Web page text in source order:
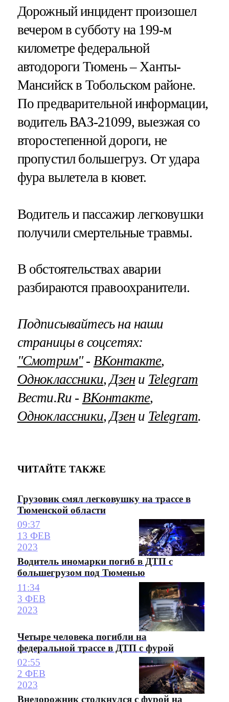
Дорожный инцидент произошел
вечером в субботу на 199-м
километре федеральной
автодороги Тюмень – Ханты-
Мансийск в Тобольском районе.
По предварительной информации,
водитель ВАЗ-21099, выезжая со
второстепенной дороги, не
пропустил большегруз. От удара
фура вылетела в кювет.
Водитель и пассажир легковушки
получили смертельные травмы.
В обстоятельствах аварии
разбираются правоохранители.
Подписывайтесь на наши
страницы в соцсетях:
"Смотрим"‐ ВКонтакте,
Одноклассники, Дзени Telegram
Вести.Ru ‐ ВКонтакте,
Одноклассники, Дзени Telegram.
ЧИТАЙТЕ ТАКЖЕ
Грузовик смял легковушку на трассе в
Тюменской области
09:37
13 ФЕВ
2023
Водитель иномарки погиб в ДТП с
большегрузом под Тюменью
11:34
3 ФЕВ
2023
Четыре человека погибли на
федеральной трассе в ДТП с фурой
02:55
2 ФЕВ
2023
Внедорожник столкнулся с фурой на